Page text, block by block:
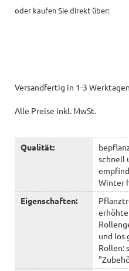
oder kaufen Sie direkt über:
Versandfertig in 1-3 Werktagen
Alle Preise inkl. MwSt.
Qualität:
schnell
Winter
Eigenschaften:
und los
Rollen: